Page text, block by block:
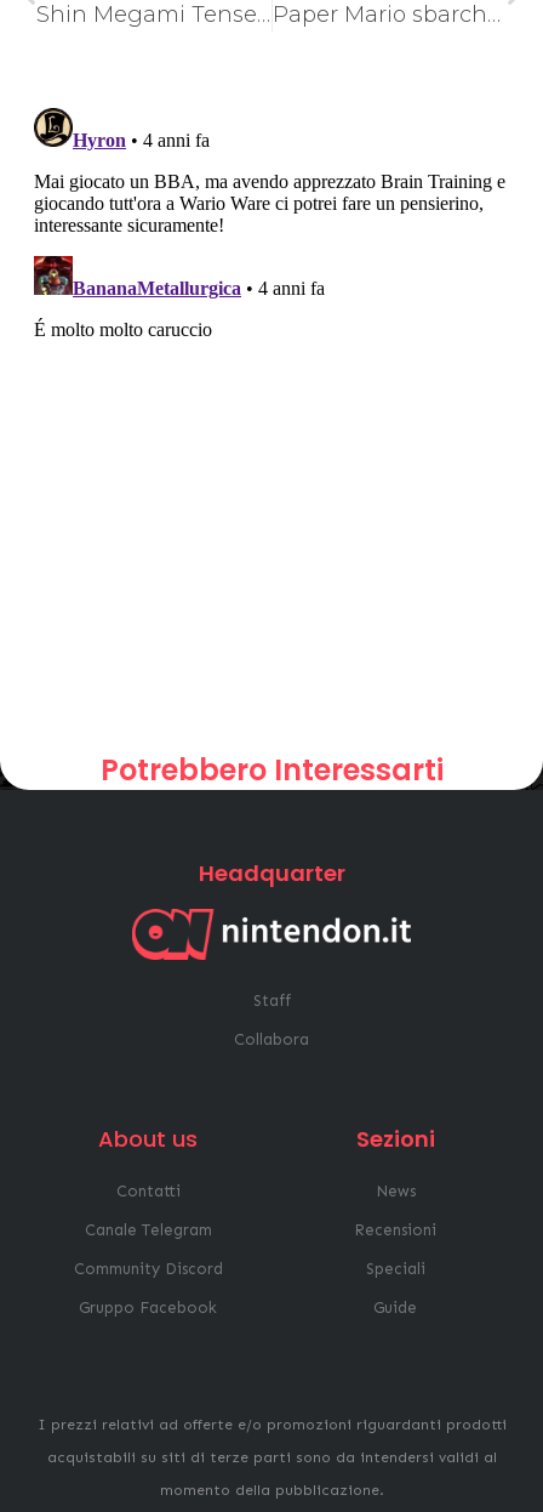
Shin Megami Tensei V, l’aggiornamento 1.0.2 permette di aggiustare la telecamera e la luminosità Paper Mario sbarcherà su Nintendo Switch Online la prossima settimana
Potrebbero Interessarti
Headquarter
Staff
Collabora
About us
Contatti
Canale Telegram
Community Discord
Gruppo Facebook
Sezioni
News
Recensioni
Speciali
Guide
I prezzi relativi ad offerte e/o promozioni riguardanti prodotti
acquistabili su siti di terze parti sono da intendersi validi al
momento della pubblicazione.